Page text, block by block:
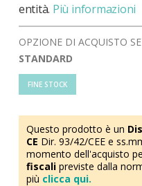
entità. Più informazioni
OPZIONE DI ACQUISTO
STANDARD
FINE STOCK
Questo prodotto è un
CE Dir. 93/42/CEE e
momento dell'acquisto
fiscalipreviste dalla
più clicca qui.